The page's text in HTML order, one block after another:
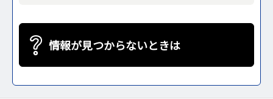
情報が見つからないときは